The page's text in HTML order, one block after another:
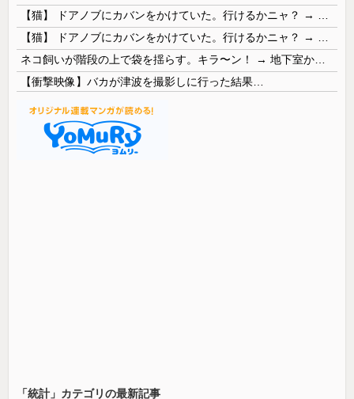
【猫】 ドアノブにカバンをかけていた。行けるかニャ？ → 猫はこうなります…
【猫】 ドアノブにカバンをかけていた。行けるかニャ？ → 猫はこうなります…
ネコ飼いが階段の上で袋を揺らす。キラ〜ン！ → 地下室からヤツが現れる…
【衝撃映像】バカが津波を撮影しに行った結果…
「統計」カテゴリの最新記事